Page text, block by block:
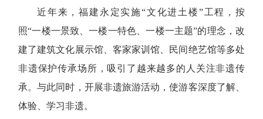
近年来，福建永定实施“文化进土楼”工程，按
照“一楼一景致、一楼一特色、一楼一主题”的理念，改
建了建筑文化展示馆、客家家训馆、民间绝艺馆等多处
非遗保护传承场所，吸引了越来越多的人关注非遗传
承。与此同时，开展非遗旅游活动，使游客深度了解、
体验、学习非遗。